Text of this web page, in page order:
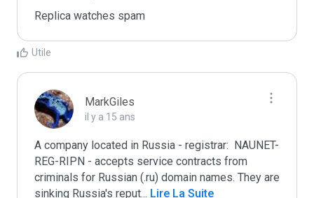
Replica watches spam
Utile
MarkGiles
il y a 15 ans
A company located in Russia - registrar:  NAUNET-
REG-RIPN - accepts service contracts from
criminals for Russian (.ru) domain names. They are
sinking Russia's reput... Lire La Suite